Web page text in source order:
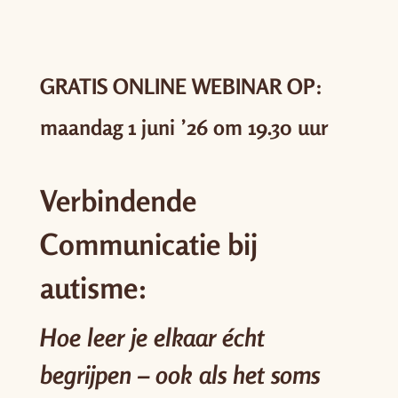
GRATIS ONLINE WEBINAR OP:
maandag 1 juni ’26 om 19.30 uur
Verbindende
Communicatie bij
autisme:
Hoe leer je elkaar écht
begrijpen – ook als het soms